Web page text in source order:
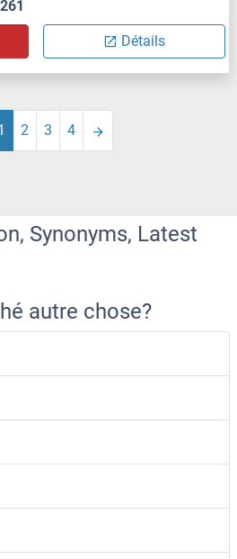
Détails
2 3 4
Synonyms, Latest
autre chose?